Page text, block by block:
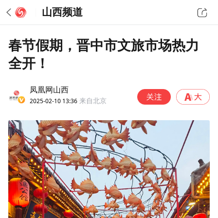
山西频道
春节假期，晋中市文旅市场热力
全开！
凤凰网山西
2025-02-10 13:36 来自北京